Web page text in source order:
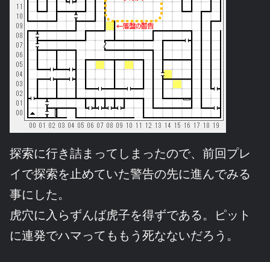
探索に行き詰まってしまったので、前回プレ
イで探索を止めていた警告の先に進んでみる
事にした。
虎穴に入らずんば虎子を得ずである。ピット
に連発でハマってももう死なないだろう。